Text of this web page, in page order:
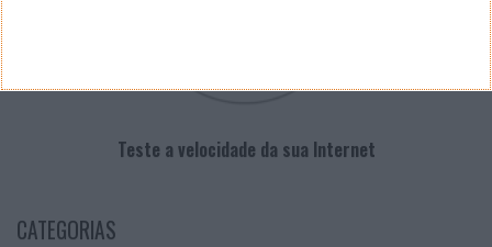
Teste a velocidade da sua Internet
CATEGORIAS